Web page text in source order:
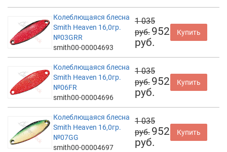
Колеблющаяся блесна
Smith Heaven 16,0гр.
№03GRR
smith00-00004693
1 035
руб. 952
руб.
Купить
Колеблющаяся блесна
Smith Heaven 16,0гр.
№06FR
smith00-00004696
1 035
руб. 952
руб.
Купить
Колеблющаяся блесна
Smith Heaven 16,0гр.
№07GG
smith00-00004697
1 035
руб. 952
руб.
Купить